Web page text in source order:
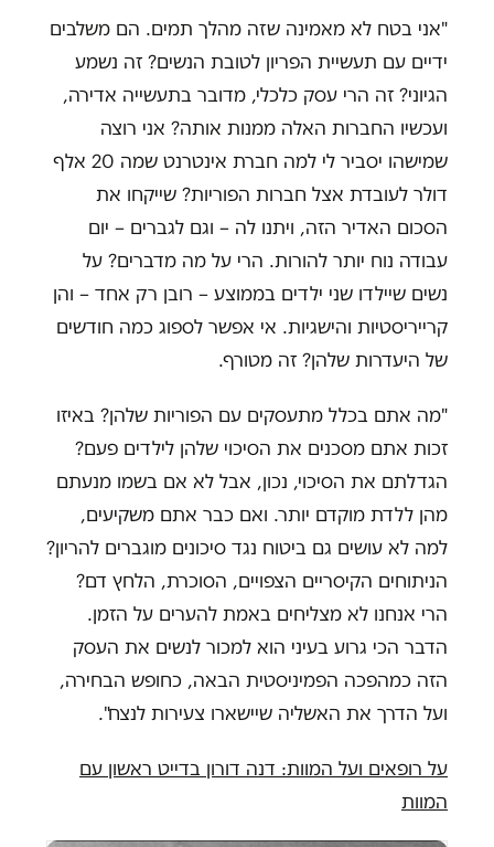
"אני בטח לא מאמינה שזה מהלך תמים. הם משלבים
ידיים עם תעשיית הפריון לטובת הנשים? זה נשמע
הגיוני? זה הרי עסק כלכלי, מדובר בתעשייה אדירה,
ועכשיו החברות האלה ממנות אותה? אני רוצה
שמישהו יסביר לי למה חברת אינטרנט שמה 20 אלף
דולר לעובדת אצל חברות הפוריות? שייקחו את
הסכום האדיר הזה, ויתנו לה – וגם לגברים – יום
עבודה נוח יותר להורות. הרי על מה מדברים? על
נשים שיילדו שני ילדים בממוצע – רובן רק אחד – והן
קרייריסטיות והישגיות. אי אפשר לספוג כמה חודשים
של היעדרות שלהן? זה מטורף.
"מה אתם בכלל מתעסקים עם הפוריות שלהן? באיזו
זכות אתם מסכנים את הסיכוי שלהן לילדים פעם?
הגדלתם את הסיכוי, נכון, אבל לא אם בשמו מנעתם
מהן ללדת מוקדם יותר. ואם כבר אתם משקיעים,
למה לא עושים גם ביטוח נגד סיכונים מוגברים להריון?
הניתוחים הקיסריים הצפויים, הסוכרת, הלחץ דם?
הרי אנחנו לא מצליחים באמת להערים על הזמן.
הדבר הכי גרוע בעיני הוא למכור לנשים את העסק
הזה כמהפכה הפמיניסטית הבאה, כחופש הבחירה,
ועל הדרך את האשליה שיישארו צעירות לנצח".
על רופאים ועל המוות: דנה דורון בדייט ראשון עם
המוות